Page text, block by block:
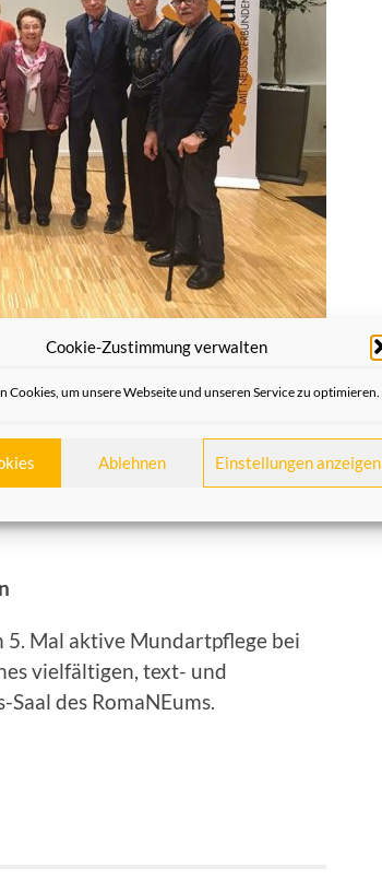
Cookie-Zustimmung verwalten
Cookies, um unsere Webseite und unseren Service zu optimieren.
Ablehnen Einstellungen anzeigen
em
5. Mal aktive Mundartpflege bei
vielfältigen, text- und
des RomaNEums.